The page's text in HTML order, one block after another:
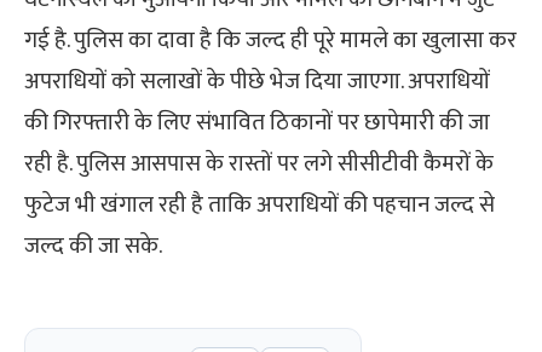
गई है. पुलिस का दावा है कि जल्द ही पूरे मामले का खुलासा कर
अपराधियों को सलाखों के पीछे भेज दिया जाएगा. अपराधियों
की गिरफ्तारी के लिए संभावित ठिकानों पर छापेमारी की जा
रही है. पुलिस आसपास के रास्तों पर लगे सीसीटीवी कैमरों के
फुटेज भी खंगाल रही है ताकि अपराधियों की पहचान जल्द से
जल्द की जा सके.